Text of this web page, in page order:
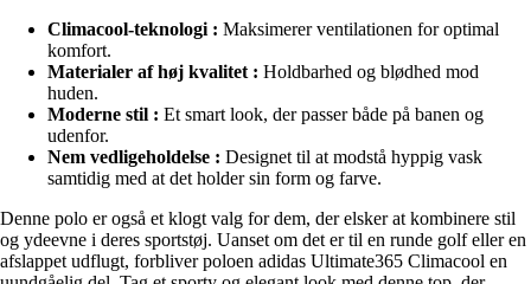
Climacool-teknologi : Maksimerer ventilationen for optimal
komfort.
Materialer af høj kvalitet : Holdbarhed og blødhed mod
huden.
Moderne stil : Et smart look, der passer både på banen og
udenfor.
Nem vedligeholdelse : Designet til at modstå hyppig vask
samtidig med at det holder sin form og farve.
Denne polo er også et klogt valg for dem, der elsker at kombinere stil
og ydeevne i deres sportstøj. Uanset om det er til en runde golf eller en
afslappet udflugt, forbliver poloen adidas Ultimate365 Climacool en